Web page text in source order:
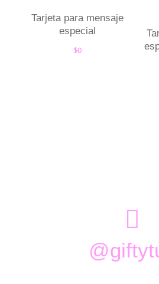
Tarjeta para mensaje
especial
$0
